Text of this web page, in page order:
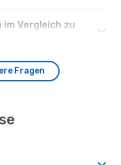
im Vergleich zu
Fragen